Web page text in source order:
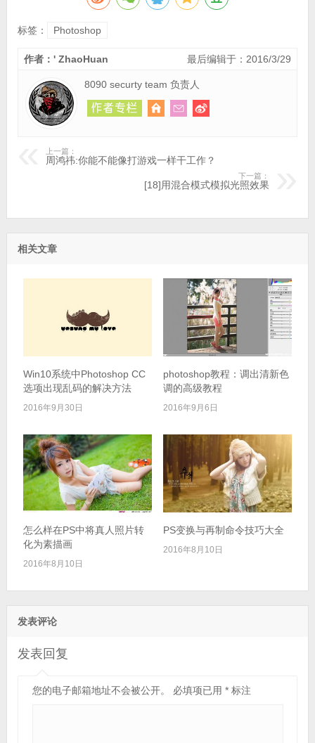
标签： Photoshop
最后编辑于：2016/3/29
作者：' ZhaoHuan
8090 securty team 负责人
上一篇：
周鸿祎:你能不能像打游戏一样干工作？
下一篇：
[18]用混合模式模拟光照效果
相关文章
Win10系统中Photoshop CC
选项出现乱码的解决方法
2016年9月30日
photoshop教程：调出清新色
调的高级教程
2016年9月6日
怎么样在PS中将真人照片转
化为素描画
2016年8月10日
PS变换与再制命令技巧大全
2016年8月10日
发表评论
发表回复
您的电子邮箱地址不会被公开。 必填项已用 *标注